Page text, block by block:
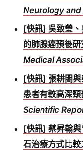
Neurology
[快訊] 吳致瑩
的肺腺癌預後
Medical
[快訊] 張耕閤
患者有較高深
Scientific
[快訊] 蔡昇翰
石治療方式比